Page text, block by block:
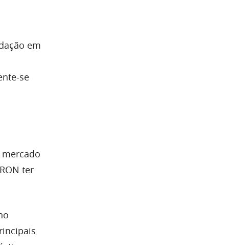
em
se
ter